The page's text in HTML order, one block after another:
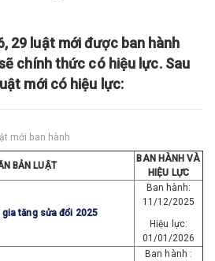
29 luật mới được ban hành
chính thức có hiệu lực. Sau
mới có hiệu lực:
mới ban hành
BẢN LUẬT
BAN HÀNH VÀ
HIỆU LỰC
gia tăng sửa đổi 2025
Ban hành:
11/12/2025
Hiệu lực:
01/01/2026
Ban hành :